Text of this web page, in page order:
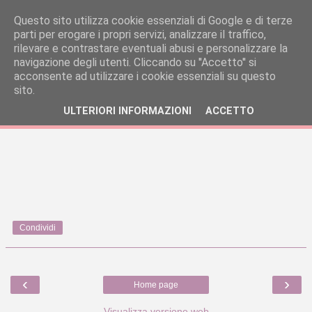
Condividi
‹ ›
Home page
Questo sito utilizza cookie essenziali di Google e di terze
parti per erogare i propri servizi, analizzare il traffico,
rilevare e contrastare eventuali abusi e personalizzare la
navigazione degli utenti. Cliccando su ''Accetto'' si
acconsente ad utilizzare i cookie essenziali su questo
sito.
ULTERIORI INFORMAZIONI ACCETTO